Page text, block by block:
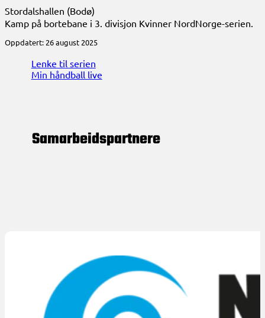
Stordalshallen (Bodø)
Kamp på bortebane i 3. divisjon Kvinner NordNorge-serien.
Oppdatert: 26 august 2025
Lenke til serien
Min håndball live
Samarbeids­partnere